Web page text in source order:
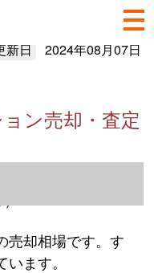
新日 2024年08月07日
ン売却・査定
却情報（2023
売却相場です。す
ます。